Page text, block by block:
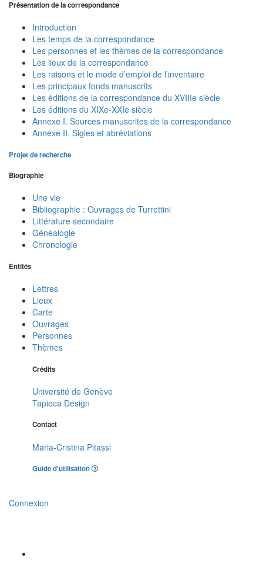
Présentation de la correspondance
Introduction
Les temps de la correspondance
Les personnes et les thèmes de la correspondance
Les lieux de la correspondance
Les raisons et le mode d’emploi de l’inventaire
Les principaux fonds manuscrits
Les éditions de la correspondance du XVIIIe siècle
Les éditions du XIXe-XXIe siècle
Annexe I. Sources manuscrites de la correspondance
Annexe II. Sigles et abréviations
Projet de recherche
Biographie
Une vie
Bibliographie : Ouvrages de Turrettini
Littérature secondaire
Généalogie
Chronologie
Entités
Lettres
Lieux
Carte
Ouvrages
Personnes
Thèmes
Crédits
Université de Genève
Tapioca Design
Contact
Maria-Cristina Pitassi
Guide d'utilisation
Connexion